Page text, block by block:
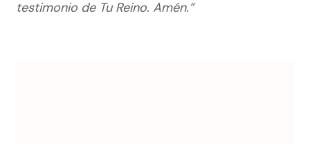
testimonio de Tu Reino. Amén.”